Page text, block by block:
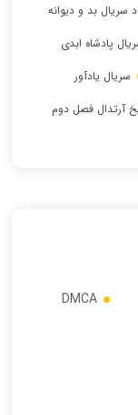
سریال بد و دیوانه
پادشاه ابدی
سریال یادآور
آرتدال فصل دوم
DMCA